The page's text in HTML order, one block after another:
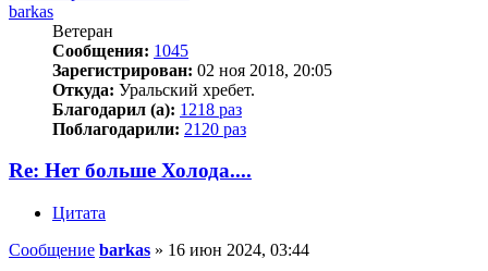
barkas
Ветеран
Сообщения: 1045
Зарегистрирован: 02 ноя 2018, 20:05
Откуда: Уральский хребет.
Благодарил (а): 1218 раз
Поблагодарили: 2120 раз
Re: Нет больше Холода....
Цитата
Сообщение barkas » 16 июн 2024, 03:44